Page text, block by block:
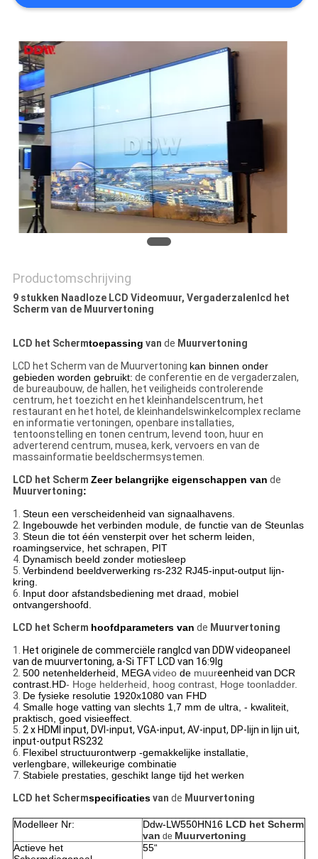
SITEMAP
PRIVACY
POLICY
Productomschrijving
9 stukken Naadloze LCD Videomuur, Vergaderzalenlcd het
Scherm van de Muurvertoning
LCD het Schermtoepassing van de Muurvertoning
LCD het Scherm van de Muurvertoning kan binnen onder
gebieden worden gebruikt: de conferentie en de vergaderzalen,
de bureaubouw, de hallen, het veiligheids controlerende
centrum, het toezicht en het kleinhandelscentrum, het
restaurant en het hotel, de kleinhandelswinkelcomplex reclame
en informatie vertoningen, openbare installaties,
tentoonstelling en tonen centrum, levend toon, huur en
adverterend centrum, musea, kerk, vervoers en van de
massainformatie beeldschermsystemen.
LCD het Scherm Zeer belangrijke eigenschappen van de
Muurvertoning:
1. Steun een verscheidenheid van signaalhavens.
2. Ingebouwde het verbinden module, de functie van de Steunlas
3. Steun die tot één vensterpit over het scherm leiden,
roamingservice, het schrapen, PIT
4. Dynamisch beeld zonder motiesleep
5. Verbindend beeldverwerking rs-232 RJ45-input-output lijn-
kring.
6. Input door afstandsbediening met draad, mobiel
ontvangershoofd.
LCD het Scherm hoofdparameters van de Muurvertoning
1. Het originele de commerciële ranglcd van DDW videopaneel
van de muurvertoning, a-Si TFT LCD van 16:9lg
2. 500 netenhelderheid, MEGAvideo demuureenheid van DCR
contrast.HD- Hoge helderheid, hoog contrast, Hoge toonladder.
3. De fysieke resolutie 1920x1080 van FHD
4. Smalle hoge vatting van slechts 1,7 mm de ultra, - kwaliteit,
praktisch, goed visieeffect.
5. 2 x HDMI input, DVI-input, VGA-input, AV-input, DP-lijn in lijn uit,
input-output RS232
6. Flexibel structuurontwerp -gemakkelijke installatie,
verlengbare, willekeurige combinatie
7. Stabiele prestaties, geschikt lange tijd het werken
LCD het Schermspecificatiesvan de Muurvertoning
Modelleer Nr: Ddw-LW550HN16 LCD het Scherm
van de Muurvertoning
Actieve het
55“